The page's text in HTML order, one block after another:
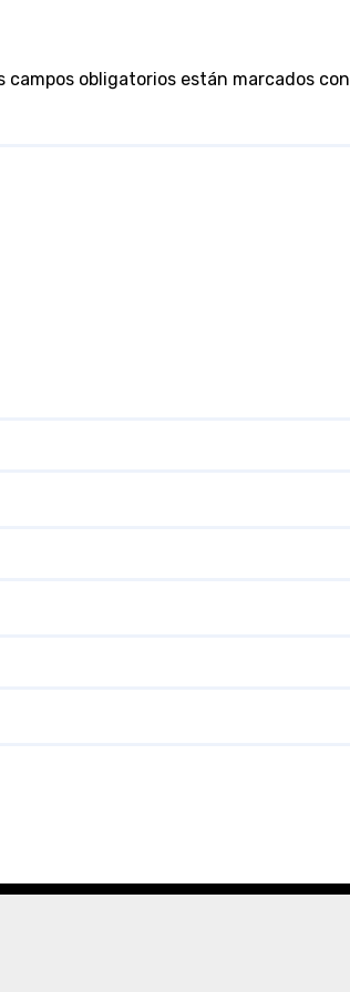
campos obligatorios están marcados con